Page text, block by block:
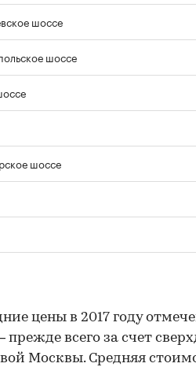
шоссе
шоссе
шоссе
цены в 2017 году
всего за счет
Москвы. Средняя